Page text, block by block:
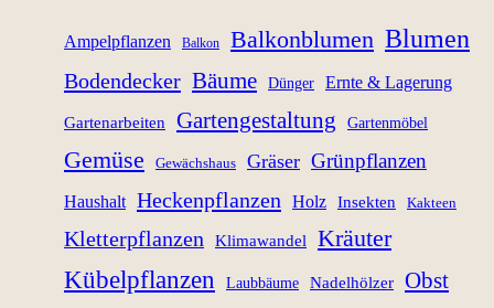
Ampelpflanzen Balkon Balkonblumen Blumen
Bodendecker Bäume Dünger Ernte & Lagerung
Gartenarbeiten Gartengestaltung Gartenmöbel
Gemüse Gewächshaus Gräser Grünpflanzen
Haushalt Heckenpflanzen Holz Insekten Kakteen
Kletterpflanzen Klimawandel Kräuter
Kübelpflanzen Laubbäume Nadelhölzer Obst